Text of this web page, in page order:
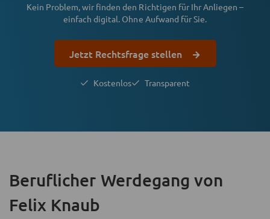
Kein Problem, wir finden den Richtigen für Ihr Anliegen –
einfach digital. Ohne Aufwand für Sie.
Jetzt Rechtsfrage stellen
Kostenlos Transparent
Beruflicher Werdegang von
Felix Knaub